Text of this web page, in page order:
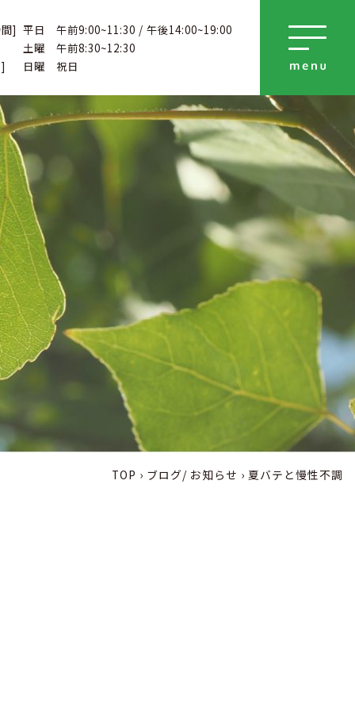
] 平日 午前9:00~11:30 / 午後14:00~19:00
土曜 午前8:30~12:30
日曜 祝日
TOP › ブログ/ お知らせ › 夏バテと慢性不調